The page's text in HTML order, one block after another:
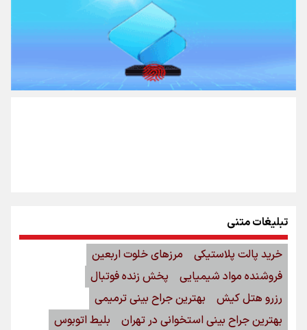
تبلیغات متنی
خرید پالت پلاستیکی
مرزهای خلوت اربعین
فروشنده مواد شیمیایی
پخش زنده فوتبال
رزرو هتل کیش
بهترین جراح بینی ترمیمی
بهترین جراح بینی استخوانی در تهران
بلیط اتوبوس